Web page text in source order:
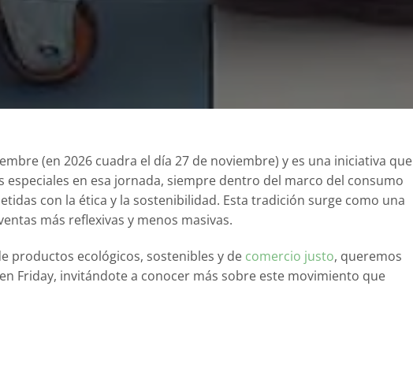
(en 2026 cuadra el día 27 de noviembre) y es una iniciativa que
en esa jornada, siempre dentro del marco del consumo
con la ética y la sostenibilidad. Esta tradición surge como una
más reflexivas y menos masivas.
productos ecológicos, sostenibles y de comercio justo, queremos
Friday, invitándote a conocer más sobre este movimiento que